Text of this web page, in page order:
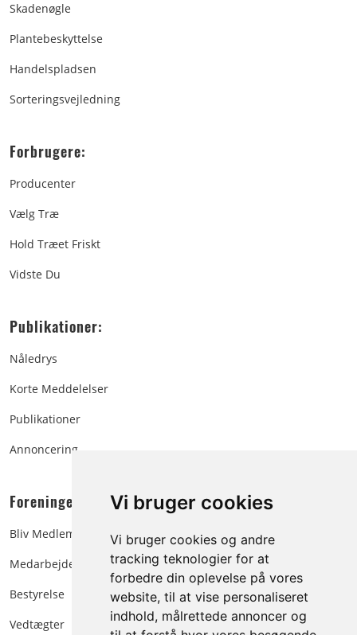
Vi bruger cookies
Vi bruger cookies og andre
tracking teknologier for at
forbedre din oplevelse på vores
website, til at vise personaliseret
indhold, målrettede annoncer og
Skadenøgle
Plantebeskyttelse
Handelspladsen
Sorteringsvejledning
Forbrugere:
Producenter
Vælg Træ
Hold Træet Friskt
Vidste Du
Publikationer:
Nåledrys
Korte Meddelelser
Publikationer
Annoncering
Foreningen:
Bliv Medlem
Medarbejdere
Bestyrelse
Vedtægter